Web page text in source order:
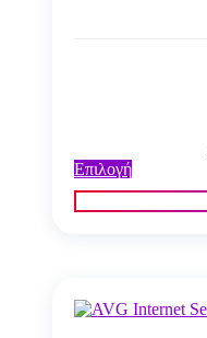
ΕπιλογήΑυτό
το
προϊόν
επιλογές